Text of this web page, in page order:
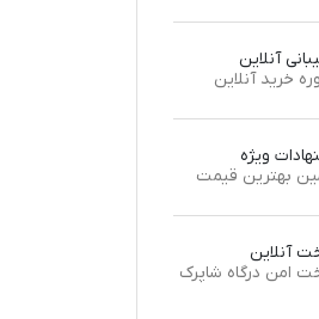
آنلاین
خرید آنلاین
ویژه
بهترین قیمت
آنلاین
امن درگاه شاپرک